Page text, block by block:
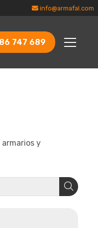
info@armafal.com
747 689
y